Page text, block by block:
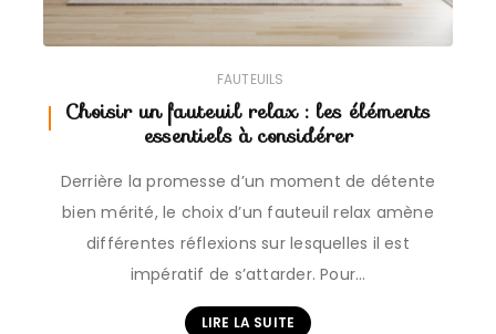
FAUTEUILS
Choisir un fauteuil relax : les éléments
essentiels à considérer
Derrière la promesse d’un moment de détente
bien mérité, le choix d’un fauteuil relax amène
différentes réflexions sur lesquelles il est
impératif de s’attarder. Pour…
LIRE LA SUITE